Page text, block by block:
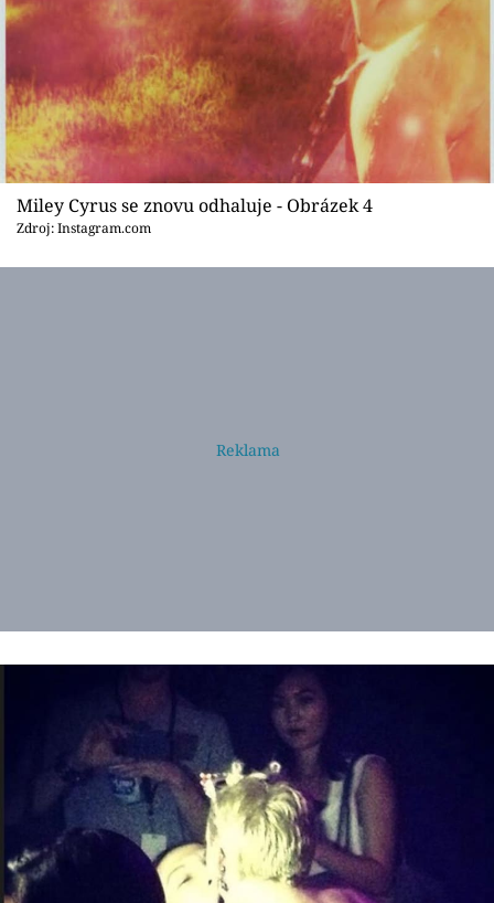
Miley Cyrus se znovu odhaluje - Obrázek 4
Zdroj: Instagram.com